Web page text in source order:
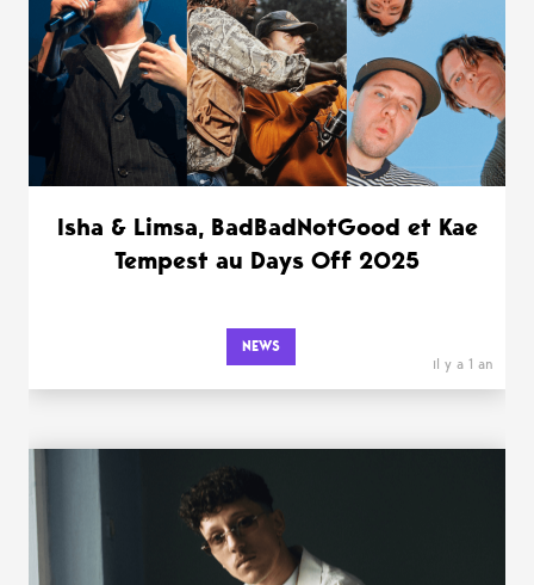
Isha & Limsa, BadBadNotGood et Kae
Tempest au Days Off 2025
NEWS
il y a 1 an